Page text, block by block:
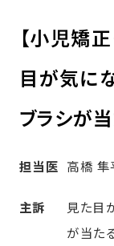
【小児矯
目が気に
ブラシが
担当医 高橋 隼
主訴
見た目
が当た